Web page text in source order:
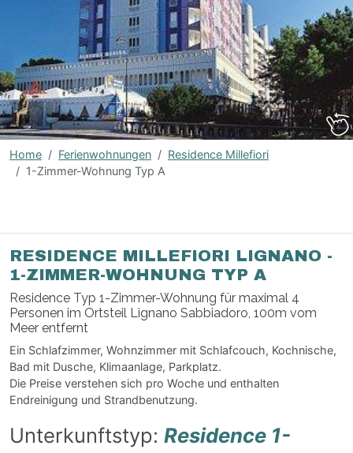
Home Ferienwohnungen
Residence Millefiori
1-Zimmer-Wohnung Typ A
RESIDENCE MILLEFIORI LIGNANO -
1-ZIMMER-WOHNUNG TYP A
Residence Typ 1-Zimmer-Wohnung für maximal 4
Personen im Ortsteil Lignano Sabbiadoro, 100m vom
Meer entfernt
Ein Schlafzimmer, Wohnzimmer mit Schlafcouch, Kochnische,
Bad mit Dusche, Klimaanlage, Parkplatz.
Die Preise verstehen sich pro Woche und enthalten
Endreinigung und Strandbenutzung.
Unterkunftstyp: Residence 1-